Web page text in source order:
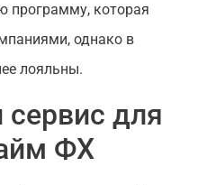
программу, которая
однако в
лояльны.
для
ФХ